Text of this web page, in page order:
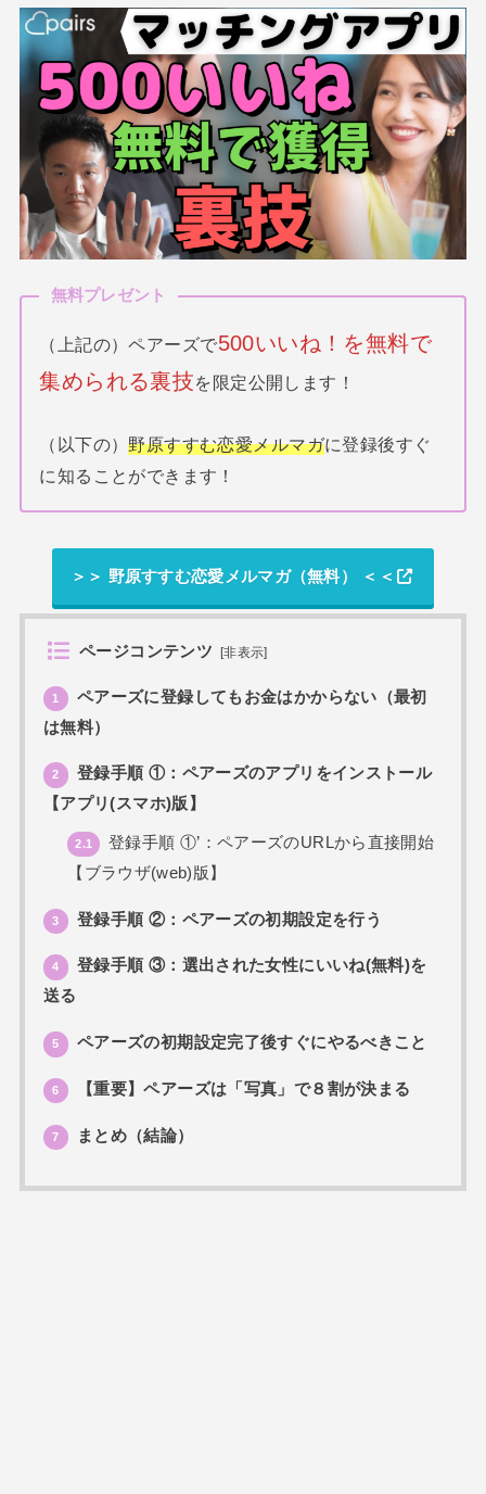
無料プレゼント
（上記の）ペアーズで500いいね！を無料で
集められる裏技を限定公開します！
（以下の）野原すすむ恋愛メルマガに登録後すぐ
に知ることができます！
＞＞ 野原すすむ恋愛メルマガ（無料） ＜＜
ページコンテンツ [非表示]
1
ペアーズに登録してもお金はかからない（最初
は無料）
2
登録手順 ①：ペアーズのアプリをインストール
【アプリ(スマホ)版】
2.1
登録手順 ①’：ペアーズのURLから直接開始
【ブラウザ(web)版】
3 登録手順 ②：ペアーズの初期設定を行う
4
登録手順 ③：選出された女性にいいね(無料)を
送る
5 ペアーズの初期設定完了後すぐにやるべきこと
6 【重要】ペアーズは「写真」で８割が決まる
7 まとめ（結論）